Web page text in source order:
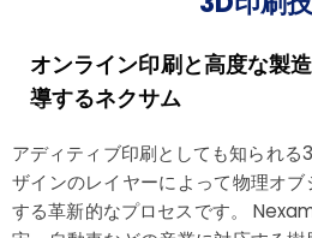
オンライン印刷と高度な製
導するネクサム
アディティブ印刷としても知られ
ザインのレイヤーによって物理オ
する革新的なプロセスです。